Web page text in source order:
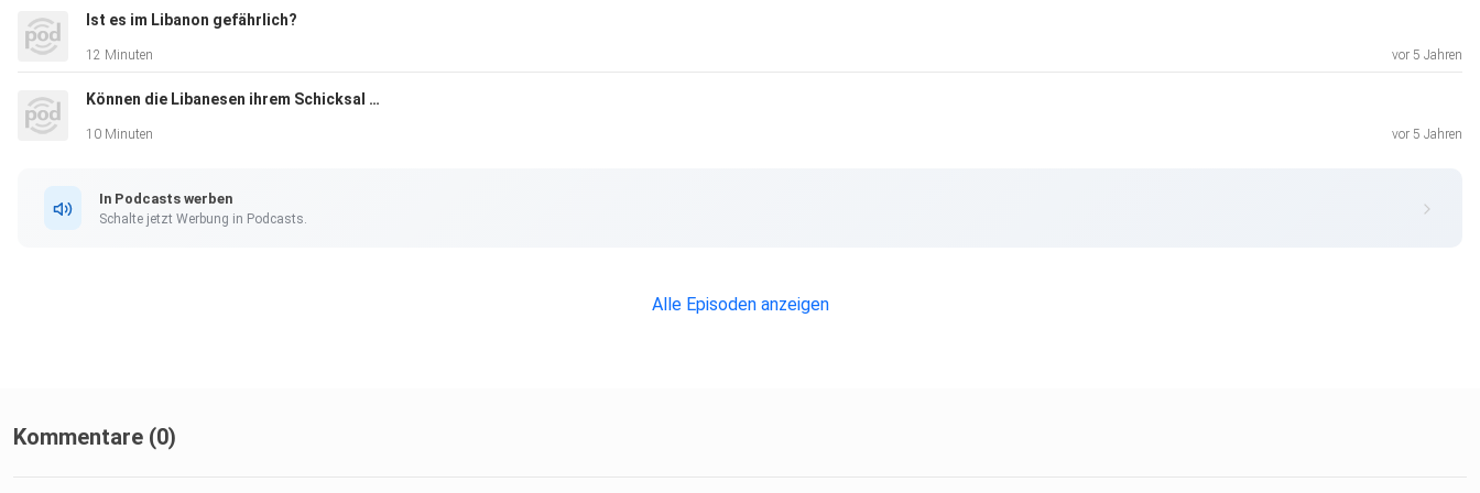
Ist es im Libanon gefährlich?
12 Minuten vor 5 Jahren
Können die Libanesen ihrem Schicksal entfliehen oder wird die Zukunft genauso aussehen wie die Vergangenheit?
10 Minuten vor 5 Jahren
In Podcasts werben
Schalte jetzt Werbung in Podcasts.
Alle Episoden anzeigen
Kommentare (0)